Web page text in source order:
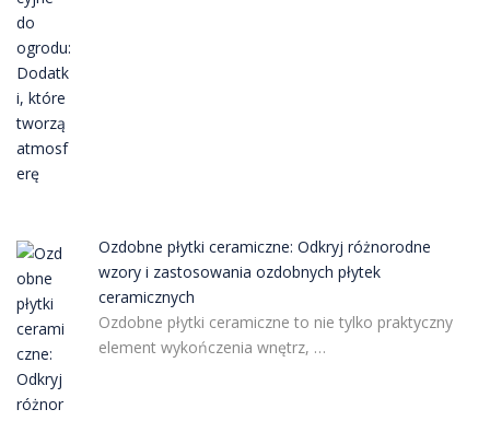
Ozdobne płytki ceramiczne: Odkryj różnorodne
wzory i zastosowania ozdobnych płytek
ceramicznych
Ozdobne płytki ceramiczne to nie tylko praktyczny
element wykończenia wnętrz, …